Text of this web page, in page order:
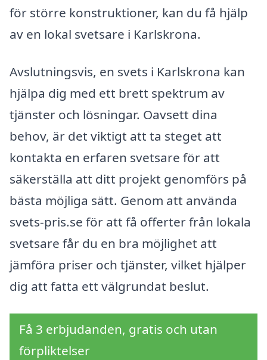
för större konstruktioner, kan du få hjälp
av en lokal svetsare i Karlskrona.
Avslutningsvis, en svets i Karlskrona kan
hjälpa dig med ett brett spektrum av
tjänster och lösningar. Oavsett dina
behov, är det viktigt att ta steget att
kontakta en erfaren svetsare för att
säkerställa att ditt projekt genomförs på
bästa möjliga sätt. Genom att använda
svets-pris.se för att få offerter från lokala
svetsare får du en bra möjlighet att
jämföra priser och tjänster, vilket hjälper
dig att fatta ett välgrundat beslut.
Få 3 erbjudanden, gratis och utan
förpliktelser